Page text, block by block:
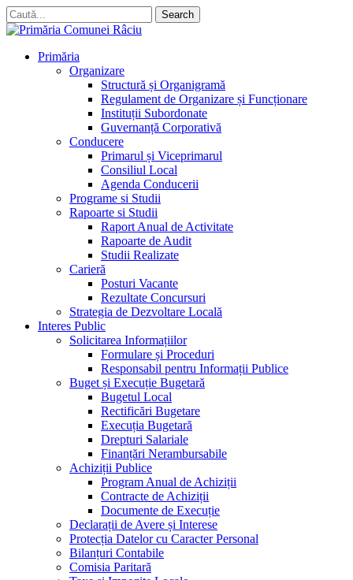
Skip
to
content
Search
Close
search
account
Menu
Primăria
Organizare
Structură și Organigramă
Regulament de Organizare și Funcționare
Instituții Subordonate
Guvernanță Corporativă
Conducere
Primarul și Viceprimarul
Consiliul Local
Agenda Conducerii
Programe si Studii
Rapoarte si Studii
Raport Anual de Activitate
Rapoarte de Audit
Studii Realizate
Carieră
Posturi Vacante
Rezultate Concursuri
Strategia de Dezvoltare Locală
Interes Public
Solicitarea Informațiilor
Formulare și Proceduri
Responsabil pentru Informații Publice
Buget și Execuție Bugetară
Bugetul Local
Rectificări Bugetare
Execuția Bugetară
Drepturi Salariale
Finanțări Nerambursabile
Achiziții Publice
Program Anual de Achiziții
Contracte de Achiziții
Documente de Execuție
Declarații de Avere și Interese
Protecția Datelor cu Caracter Personal
Bilanțuri Contabile
Comisia Paritară